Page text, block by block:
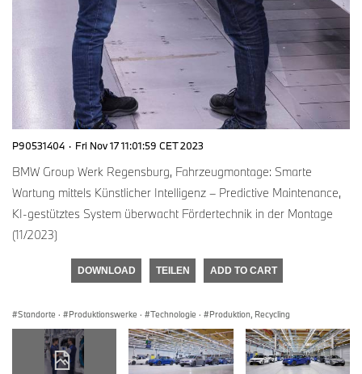
P90531404 · Fri Nov 17 11:01:59 CET 2023
BMW Group Werk Regensburg, Fahrzeugmontage: Smarte
Wartung mittels Künstlicher Intelligenz – Predictive Maintenance,
KI-gestütztes System überwacht Fördertechnik in der Montage
(11/2023)
DOWNLOAD TEILEN ADD TO CART
Standorte · Produktionswerke · Technologie · Produktion, Recycling